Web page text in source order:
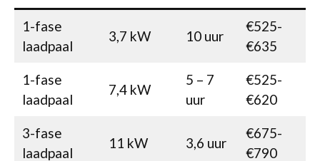
1-fase
laadpaal
3,7 kW 10 uur
€525-
€635
1-fase
laadpaal
7,4 kW
5 – 7
uur
€525-
€620
3-fase
laadpaal
11 kW 3,6 uur
€675-
€790